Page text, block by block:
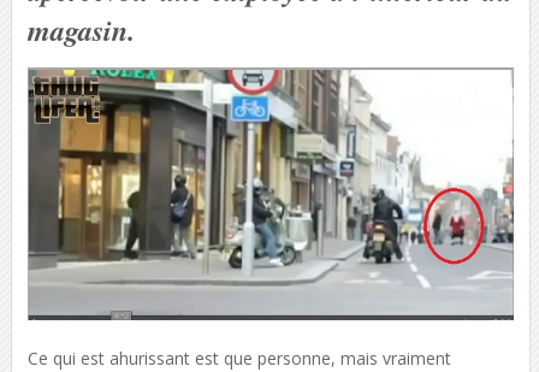
magasin.
Ce qui est ahurissant est que personne, mais vraiment